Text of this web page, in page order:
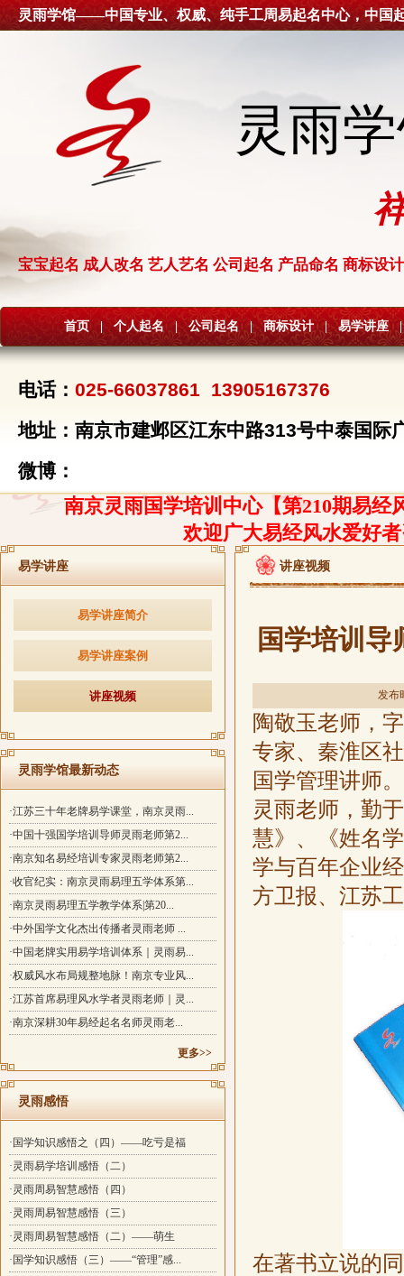
灵雨学馆——中国专业、权威、纯手工周易起名中心，中国
灵雨
宝宝起名 成人改名 艺人艺名 公司起名 产品命名 商标设计
首页 | 个人起名 | 公司起名 | 商标设计 | 易学讲座 |
电话： 025-66037861 13905167376
地址：南京市建邺区江东中路313号中泰国际
微博：
南京灵雨国学培训中心【第210期易经
欢迎广大易经风水爱好
易学讲座
易学讲座简介
易学讲座案例
讲座视频
灵雨学馆最新动态
·江苏三十年老牌易学课堂，南京灵雨...
·中国十强国学培训导师灵雨老师第2...
·南京知名易经培训专家灵雨老师第2...
·收官纪实：南京灵雨易理五学体系第...
·南京灵雨易理五学教学体系|第20...
·中外国学文化杰出传播者灵雨老师 ...
·中国老牌实用易学培训体系｜灵雨易...
·权威风水布局规整地脉！南京专业风...
·江苏首席易理风水学者灵雨老师｜灵...
·南京深耕30年易经起名名师灵雨老...
更多>>
灵雨感悟
·国学知识感悟之（四）——吃亏是福
·灵雨易学培训感悟（二）
·灵雨周易智慧感悟（四）
·灵雨周易智慧感悟（三）
·灵雨周易智慧感悟（二）——萌生
·国学知识感悟（三）——“管理”感...
讲座视频
国学培训
发布
陶敬玉老师，
专家、秦淮区
国学管理讲师。
灵雨老师，勤
慧》、《姓名
学与百年企业
方卫报、江苏
在著书立说的